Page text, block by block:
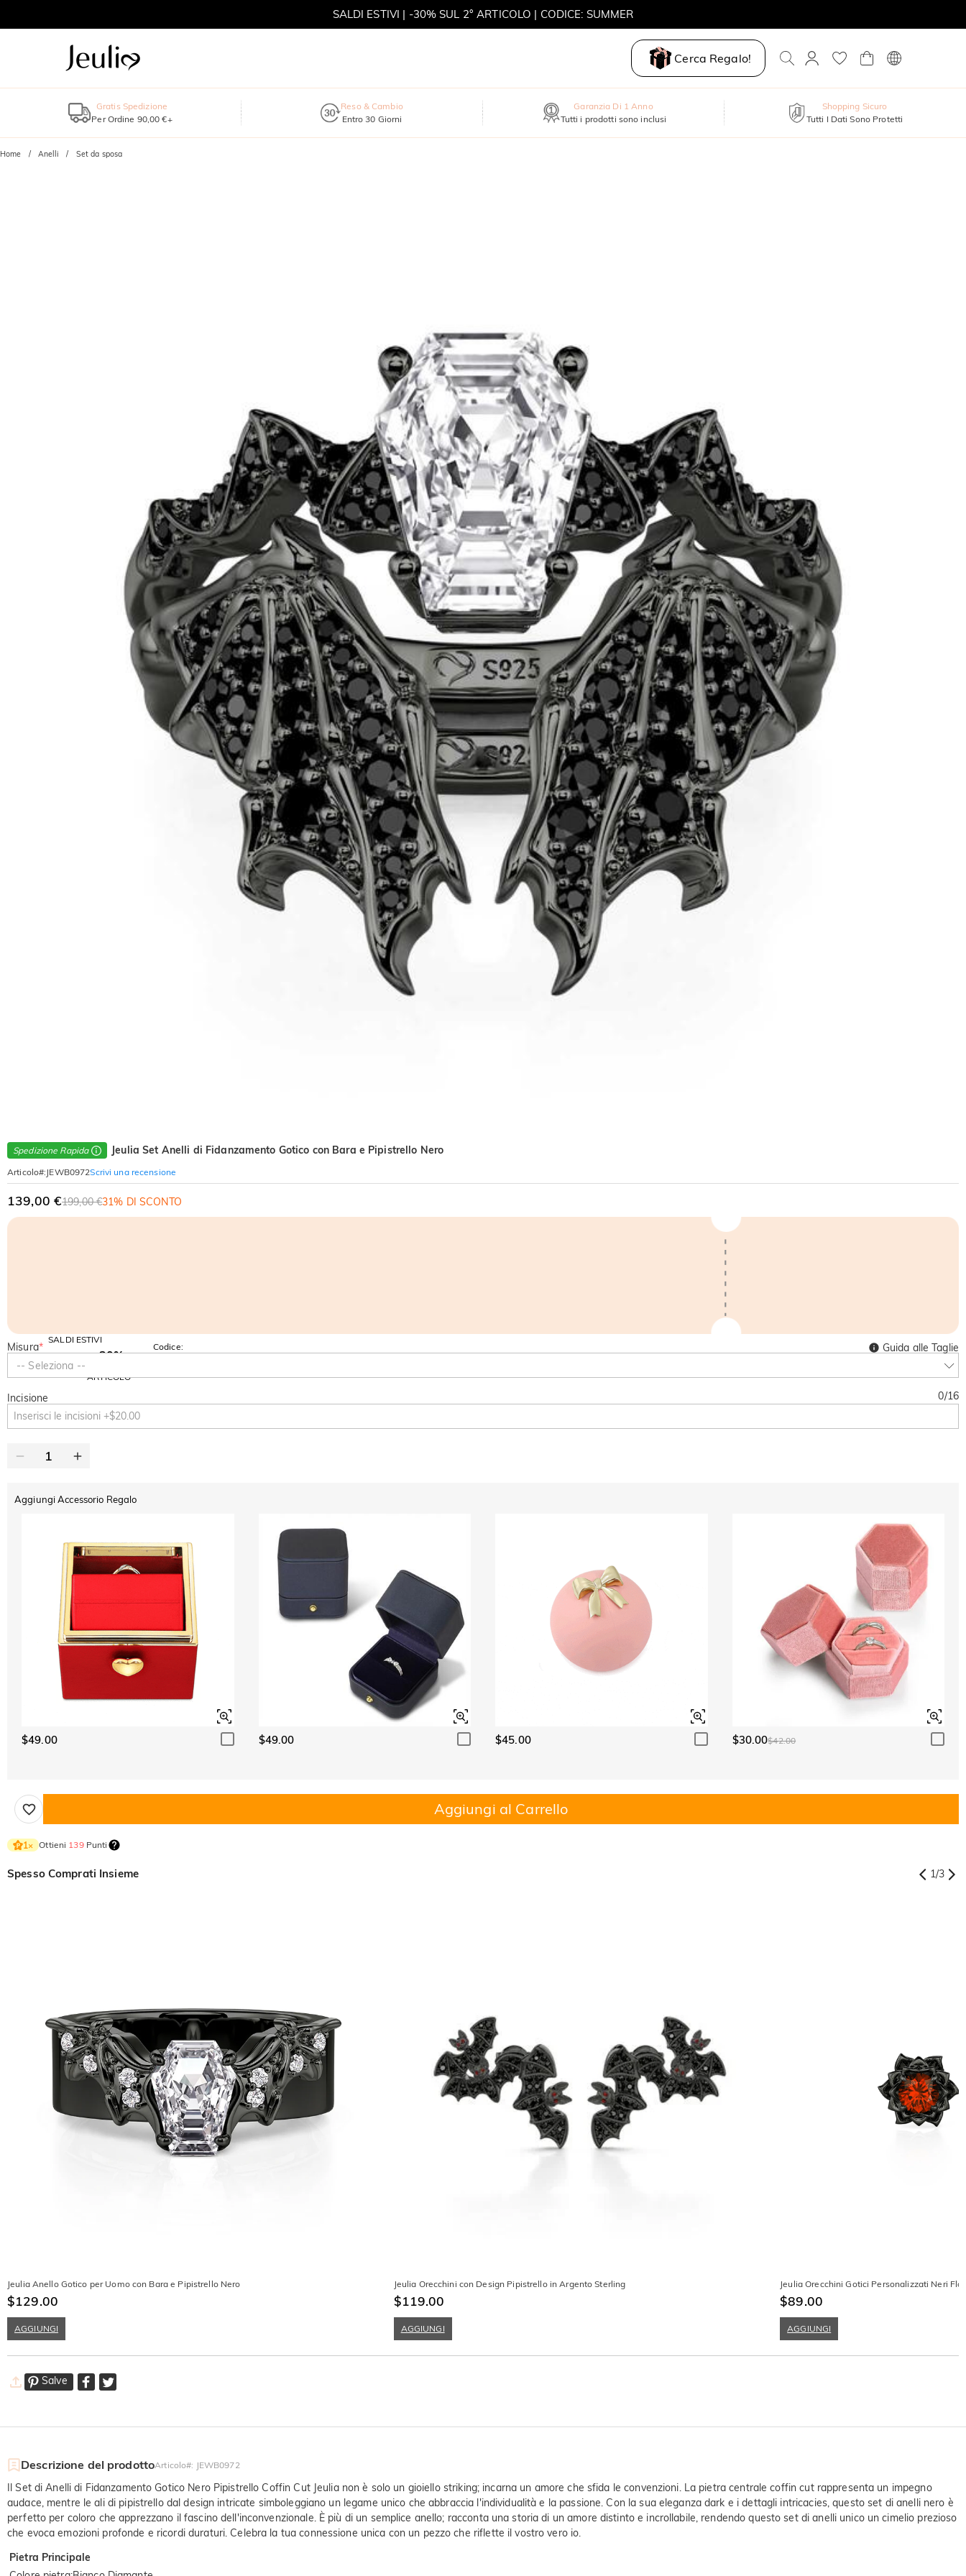
SALDI ESTIVI | -30% SUL 2° ARTICOLO | CODICE: SUMMER
Cerca Regalo!
Gratis Spedizione
Per Ordine 90,00 €+
Reso & Cambio
Entro 30 Giorni
Garanzia Di 1 Anno
Tutti i prodotti sono inclusi
Shopping Sicuro
Tutti I Dati Sono Protetti
Home Anelli Set da sposa
Spedizione Rapida Jeulia Set Anelli di Fidanzamento Gotico con Bara e Pipistrello Nero
Articolo#: JEWB0972Scrivi una recensione
139,00 €199,00 €31% DI SCONTO
SALDI ESTIVI
-10%
SU TUTTO
-30%
ARTICOLO
Codice:
Misura*
-- Seleziona --
Guida alle Taglie
Incisione 0/16
Aggiungi Accessorio Regalo
$49.00 $49.00 $45.00 $30.00$42.00
Aggiungi al Carrello
1× Ottieni 139Punti
Spesso Comprati Insieme 1/3
Jeulia Anello Gotico per Uomo con Bara e Pipistrello Nero
$129.00
AGGIUNGI
Jeulia Orecchini con Design Pipistrello in Argento Sterling
$119.00
AGGIUNGI
Jeulia Orecchini Gotici Personalizzati Neri
$89.00
AGGIUNGI
Salve
Descrizione del prodottoArticolo#: JEWB0972
Il Set di Anelli di Fidanzamento Gotico Nero Pipistrello Coffin Cut Jeulia non è solo un gioiello striking; incarna un amore che sfida le convenzioni. La pietra centrale coffin cut rappresenta un impegno
audace, mentre le ali di pipistrello dal design intricate simboleggiano un legame unico che abbraccia l'individualità e la passione. Con la sua eleganza dark e i dettagli intricacies, questo set di anelli nero è
perfetto per coloro che apprezzano il fascino dell'inconvenzionale. È più di un semplice anello; racconta una storia di un amore distinto e incrollabile, rendendo questo set di anelli unico un cimelio prezioso
che evoca emozioni profonde e ricordi duraturi. Celebra la tua connessione unica con un pezzo che riflette il vostro vero io.
Pietra Principale